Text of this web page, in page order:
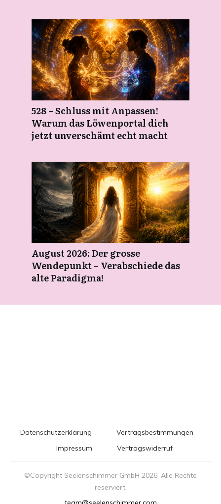
528 – Schluss mit Anpassen!
Warum das Löwenportal dich
jetzt unverschämt echt macht
August 2026: Der grosse
Wendepunkt – Verabschiede das
alte Paradigma!
Datenschutzerklärung
Vertragsbestimmungen
Impressum
Vertragswiderruf
©Copyright Seelenschimmer GmbH 2026. Alle Rechte
reserviert.